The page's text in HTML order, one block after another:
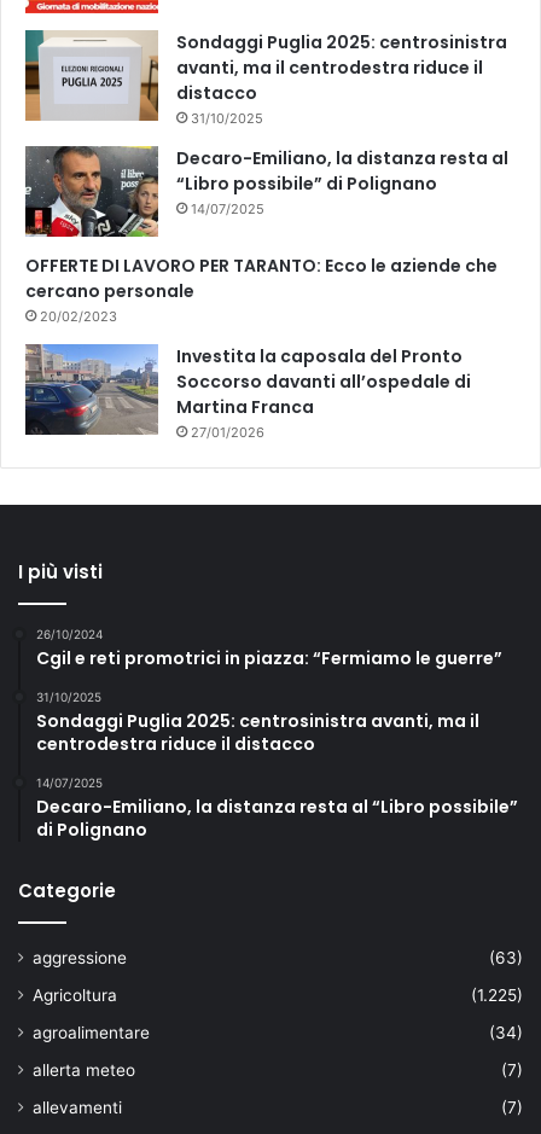
Sondaggi Puglia 2025: centrosinistra
avanti, ma il centrodestra riduce il
distacco
31/10/2025
Decaro-Emiliano, la distanza resta al
“Libro possibile” di Polignano
14/07/2025
OFFERTE DI LAVORO PER TARANTO: Ecco le aziende che
cercano personale
20/02/2023
Investita la caposala del Pronto
Soccorso davanti all’ospedale di
Martina Franca
27/01/2026
I più visti
26/10/2024
Cgil e reti promotrici in piazza: “Fermiamo le guerre”
31/10/2025
Sondaggi Puglia 2025: centrosinistra avanti, ma il
centrodestra riduce il distacco
14/07/2025
Decaro-Emiliano, la distanza resta al “Libro possibile”
di Polignano
Categorie
aggressione
(63)
Agricoltura
(1.225)
agroalimentare
(34)
allerta meteo
(7)
allevamenti
(7)